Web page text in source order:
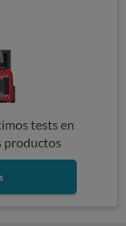
tests en
productos